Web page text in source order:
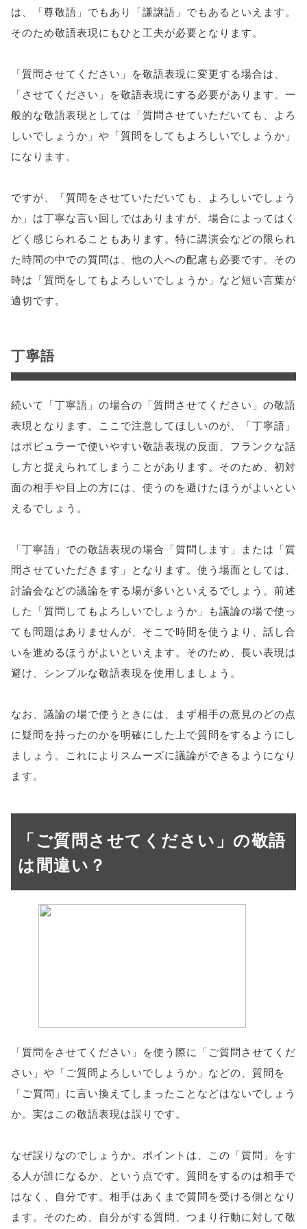
は、「尊敬語」でもあり「謙譲語」でもあるといえます。
そのため敬語表現にもひと工夫が必要となります。
「質問させてください」を敬語表現に変更する場合は、
「させてください」を敬語表現にする必要があります。一
般的な敬語表現としては「質問させていただいても、よろ
しいでしょうか」や「質問をしてもよろしいでしょうか」
になります。
ですが、「質問をさせていただいても、よろしいでしょう
か」は丁寧な言い回しではありますが、場合によってはく
どく感じられることもあります。特に講演会などの限られ
た時間の中での質問は、他の人への配慮も必要です。その
時は「質問をしてもよろしいでしょうか」など短い言葉が
適切です。
丁寧語
続いて「丁寧語」の場合の「質問させてください」の敬語
表現となります。ここで注意してほしいのが、「丁寧語」
はポピュラーで使いやすい敬語表現の反面、フランクな話
し方と捉えられてしまうことがあります。そのため、初対
面の相手や目上の方には、使うのを避けたほうがよいとい
えるでしょう。
「丁寧語」での敬語表現の場合「質問します」または「質
問させていただきます」となります。使う場面としては、
討論会などの議論をする場が多いといえるでしょう。前述
した「質問してもよろしいでしょうか」も議論の場で使っ
ても問題はありませんが、そこで時間を使うより、話し合
いを進めるほうがよいといえます。そのため、長い表現は
避け、シンプルな敬語表現を使用しましょう。
なお、議論の場で使うときには、まず相手の意見のどの点
に疑問を持ったのかを明確にした上で質問をするようにし
ましょう。これによりスムーズに議論ができるようになり
ます。
「ご質問させてください」の敬語
は間違い？
「質問をさせてください」を使う際に「ご質問させてくだ
さい」や「ご質問よろしいでしょうか」などの、質問を
「ご質問」に言い換えてしまったことなどはないでしょう
か。実はこの敬語表現は誤りです。
なぜ誤りなのでしょうか。ポイントは、この「質問」をす
る人が誰になるか、という点です。質問をするのは相手で
はなく、自分です。相手はあくまで質問を受ける側となり
ます。そのため、自分がする質問、つまり行動に対して敬